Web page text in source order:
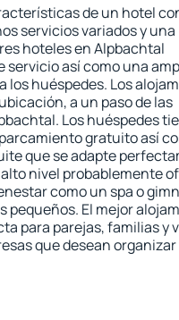
de un hotel
servicios variados y una
hoteles en Alpbachtal
servicio así como una
los huéspedes. Los
a un paso de las
Los huéspedes
gratuito así
que se adapte
nivel probablemente
como un spa o
pequeños. El mejor
para parejas, familias y
que desean